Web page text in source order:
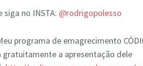
siga no INSTA: @rodrigopolesso
programa de emagrecimento
gratuitamente a apresentação dele